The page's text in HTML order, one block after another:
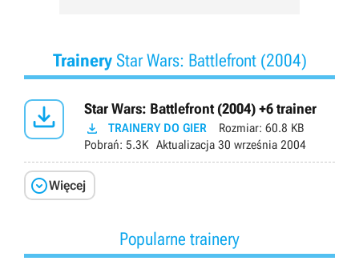
TraineryStar Wars: Battlefront (2004)
 Star Wars: Battlefront (2004) +6 trainer
 TRAINERY DO GIER Rozmiar: 60.8 KB
Pobrań: 5.3K Aktualizacja 30 września 2004
Więcej
Popularne trainery